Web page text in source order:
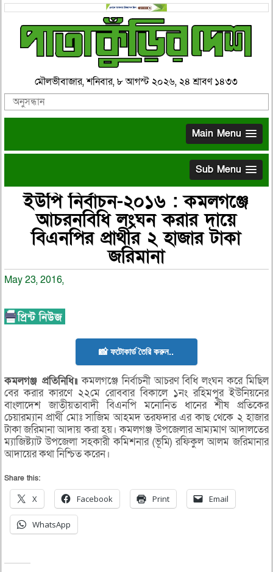
মৌলভীবাজার, শনিবার, ৮ আগস্ট ২০২৬, ২৪ শ্রাবণ ১৪৩৩
Main Menu
Sub Menu
ইউপি নির্বাচন-২০১৬ : কমলগঞ্জে
আচরনবিধি লংঘন করার দায়ে
বিএনপির প্রার্থীর ২ হাজার টাকা
জরিমানা
May 23, 2016,
📸 ফটোকার্ড তৈরি করুন..
কমলগঞ্জ প্রতিনিধি॥কমলগঞ্জে নির্বাচনী আচরণ বিধি লংঘন করে মিছিল
বের করার কারণে ২২মে রোববার বিকালে ১নং রহিমপুর ইউনিয়নের
বাংলাদেশ জাতীয়তাবাদী বিএনপি মনোনিত ধানের শীষ প্রতিকের
চেয়ারম্যান প্রার্থী মোঃ সাজিম আহমদ তরফদার এর কাছ থেকে ২ হাজার
টাকা জরিমানা আদায় করা হয়। কমলগঞ্জ উপজেলার ভ্রাম্যমাণ আদালতের
ম্যাজিষ্ট্যাট উপজেলা সহকারী কমিশনার (ভূমি) রফিকুল আলম জরিমানার
আদায়ের কথা নিশ্চিত করেন।
Share this:
X Facebook Print Email
WhatsApp